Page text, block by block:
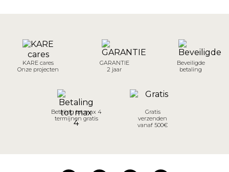
KARE cares
Onze projecten
GARANTIE
2 jaar
Beveiligde
betaling
Betaling tot max 4
termijnen gratis
Gratis
verzenden
vanaf 500€